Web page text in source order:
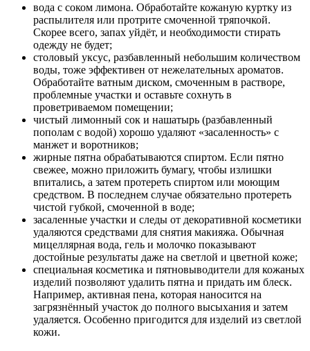
вода с соком лимона. Обработайте кожаную куртку из
распылителя или протрите смоченной тряпочкой.
Скорее всего, запах уйдёт, и необходимости стирать
одежду не будет;
столовый уксус, разбавленный небольшим количеством
воды, тоже эффективен от нежелательных ароматов.
Обработайте ватным диском, смоченным в растворе,
проблемные участки и оставьте сохнуть в
проветриваемом помещении;
чистый лимонный сок и нашатырь (разбавленный
пополам с водой) хорошо удаляют «засаленность» с
манжет и воротников;
жирные пятна обрабатываются спиртом. Если пятно
свежее, можно приложить бумагу, чтобы излишки
впитались, а затем протереть спиртом или моющим
средством. В последнем случае обязательно протереть
чистой губкой, смоченной в воде;
засаленные участки и следы от декоративной косметики
удаляются средствами для снятия макияжа. Обычная
мицеллярная вода, гель и молочко показывают
достойные результаты даже на светлой и цветной коже;
специальная косметика и пятновыводители для кожаных
изделий позволяют удалить пятна и придать им блеск.
Например, активная пена, которая наносится на
загрязнённый участок до полного высыхания и затем
удаляется. Особенно пригодится для изделий из светлой
кожи.